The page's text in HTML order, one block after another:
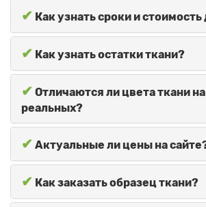
✔ Как узнать сроки и стоимость
✔ Как узнать остатки ткани?
✔ Отличаются ли цвета ткани
реальных?
✔ Актуальные ли цены на
✔ Как заказать образец ткани?